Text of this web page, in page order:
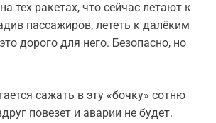
тех ракетах, что сейчас летают к
пассажиров, лететь к далёким
дорого для него. Безопасно, но
сажать в эту «бочку» сотню
повезет и аварии не будет.